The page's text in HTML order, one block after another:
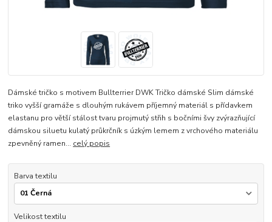
Dámské tričko s motivem Bullterrier DWK Tričko dámské Slim dámské
triko vyšší gramáže s dlouhým rukávem příjemný materiál s přídavkem
elastanu pro větší stálost tvaru projmutý střih s bočními švy zvýrazňující
dámskou siluetu kulatý průkrčník s úzkým lemem z vrchového materiálu
zpevněný ramen... celý popis
Barva textilu
Velikost textilu